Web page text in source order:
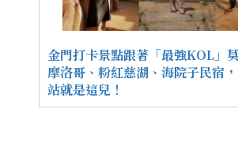
金門打卡景點跟著「最強KOL」
摩洛哥、粉紅慈湖、海院子民宿
站就是這兒！